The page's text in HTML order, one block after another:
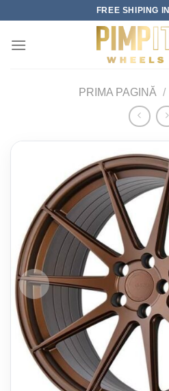
content
FREE SHIPING
PRIMA PAGINĂ /